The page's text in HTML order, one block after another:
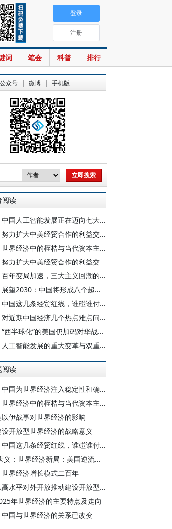
词 笔会 科普 排行
登录
注册
公众号 | 微博 | 手机版
阅读
陈文玲：中国人工智能发展正在迈向七大跃迁
陈文玲：努力扩大中美经贸合作的利益交汇点——相向而行 在博弈中实现共生
陈文玲：世界经济中的桎梏与当代资本主义危机
陈文玲：努力扩大中美经贸合作的利益交汇点 为世界经济注入更多的确定性与稳定性
陈文玲：百年变局加速，三大主义回潮的深层冲击
陈文玲：展望2030：中国将形成八个超大规模场景
陈文玲：中国这几条经贸红线，谁碰谁付出代价
陈文玲：对近期中国经济几个热点难点问题的深度解析
陈文玲：“西半球化”的美国仍加码对华战略，中国需构筑四条经贸底线
陈文玲：人工智能发展的重大变革与双重场景
阅读
龚六堂：中国为世界经济注入稳定性和确定性
陈文玲：世界经济中的桎梏与当代资本主义危机
伊战事对世界经济的影响
开放型世界经济的战略意义
陈文玲：中国这几条经贸红线，谁碰谁付出代价
廖凡 苏庆义：世界经济新局：美国逆流、南方崛起与中国担当
界经济增长模式二百年
何鸿：以高水平对外开放推动建设开放型世界经济
年世界经济的主要特点及走向
中国与世界经济的关系已改变